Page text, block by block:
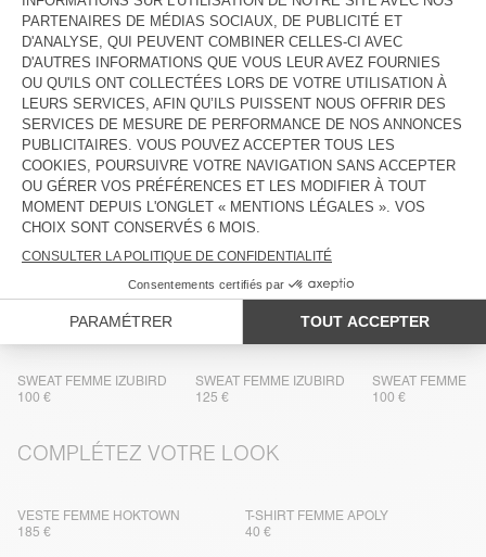
VOIR LA DISPONIBILITE EN MAGASIN
DESCRIPTION
TAILLE ET COUPE
COMPOSITION
ENTRETIEN
TRAÇABILITÉ
LIVRAISON ET RETOURS
DANS LA MÊME MATIÈRE
SWEAT FEMME IZUBIRD
100 €
SWEAT FEMME IZUBIRD
125 €
SWEAT FEMME
100 €
COMPLÉTEZ VOTRE LOOK
VESTE FEMME HOKTOWN
185 €
T-SHIRT FEMME APOLY
40 €